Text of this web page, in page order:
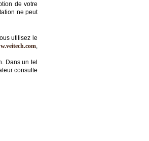
de votre
ne peut
utilisez le
,
Dans un tel
consulte